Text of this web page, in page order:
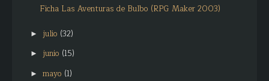
Ficha Las Aventuras de Bulbo (RPG Maker 2003)
► julio (32)
► junio (15)
► mayo (1)